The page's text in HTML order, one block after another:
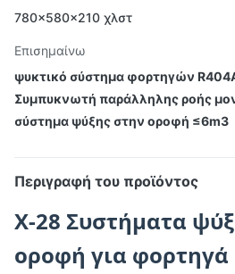
780×580×210 χλστ
Επισημαίνω
ψυκτικό σύστημα φορτηγών
Συμπυκνωτή παράλληλης ροής
σύστημα ψύξης στην οροφή ≤6m3
Περιγραφή του προϊόντος
X-28 Συστήματα
οροφή για φορτηγά